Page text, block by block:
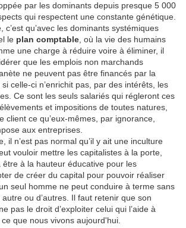
par les dominants depuis presque 5 000
qui respectent une constante génétique.
c’est qu’avec les dominants systémiques
le plan comptable, où la vie des humains
une charge à réduire voire à éliminer, il
que les emplois non marchands
ne peuvent pas être financés par la
celle-ci n’enrichit pas, par des intérêts, les
Ce sont les seuls salariés qui régleront ces
et impositions de toutes natures,
client ce qu’eux-mêmes, par ignorance,
aux entreprises.
il n’est pas normal qu’il y ait une inculture
vouloir mettre les capitalistes à la porte,
être à la hauteur éducative pour les
de créer du capital pour pouvoir réaliser
seul homme ne peut conduire à terme sans
autre ou d’autres. Il faut retenir que son
pas le droit d’exploiter celui qui l’aide à
que nous vivons aujourd'hui.